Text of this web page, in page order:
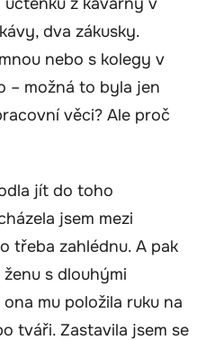
dva zákusky.
nebo s kolegy v
– možná to byla jen
věci? Ale proč
jít do toho
jsem mezi
třeba zahlédnu. A pak
s dlouhými
mu položila ruku na
tváři. Zastavila jsem se